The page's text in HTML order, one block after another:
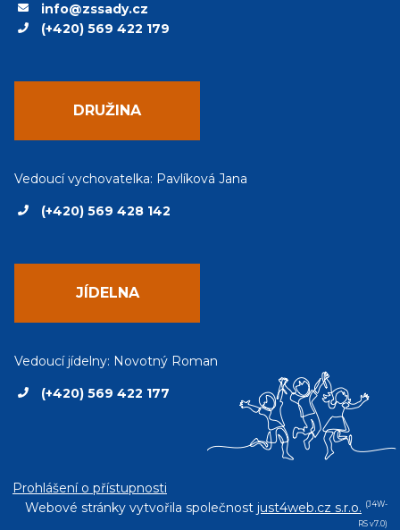
info@zssady.cz
(+420) 569 422 179
DRUŽINA
Vedoucí vychovatelka: Pavlíková Jana
(+420) 569 428 142
JÍDELNA
Vedoucí jídelny: Novotný Roman
(+420) 569 422 177
Prohlášení o přístupnosti
Webové stránky vytvořila společnost just4web.cz s.r.o. (J4W-
RS v7.0)